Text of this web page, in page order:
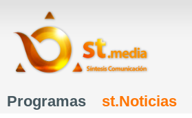
Menú principal
Programas st.Noticias